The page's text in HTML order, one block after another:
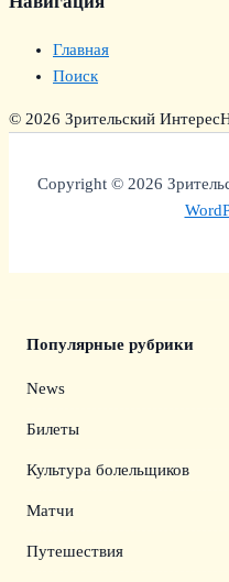
Главная
Поиск
© 2026 Зрительский Интерес
Copyright © 2026
Популярные рубрики
News
Билеты
Культура болельщиков
Матчи
Путешествия